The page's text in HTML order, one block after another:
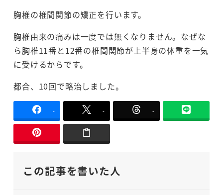
胸椎の椎間関節の矯正を行います。
胸椎由来の痛みは一度では無くなりません。なぜな
ら胸椎11番と12番の椎間関節が上半身の体重を一気
に受けるからです。
都合、10回で略治しました。
- - -
この記事を書いた人